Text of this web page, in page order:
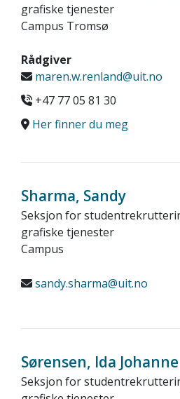
grafiske tjenester
Campus Tromsø
Rådgiver
maren.w.renland@uit.no
+47 77 05 81 30
Her finner du meg
Sharma, Sandy
Seksjon for
grafiske tjenester
Campus
sandy.sharma@uit.no
Sørensen, Ida Johanne
Seksjon for